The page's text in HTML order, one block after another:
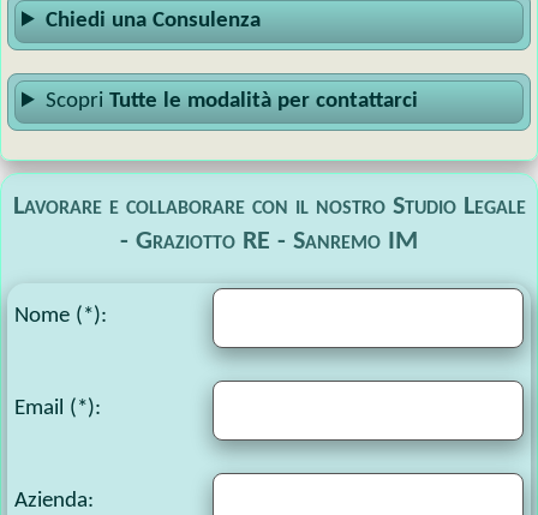
Chiedi una Consulenza
ScopriTutte le modalità per contattarci
Lavorare e collaborare con il nostro Studio Legale
- Graziotto RE - Sanremo IM
Nome (*):
Email (*):
Azienda: